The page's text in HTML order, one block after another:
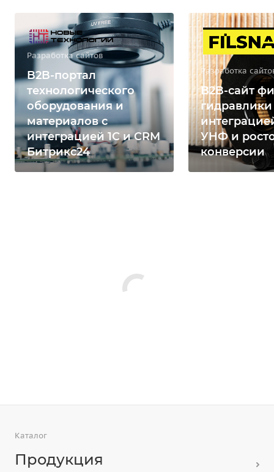
Разработка сайтов
B2B-портал
технологического
оборудования и
материалов с
интеграцией 1С и CRM
Битрикс24
Разработка
B2B-сайт
гидравлики
УНФ и
конверсии
Каталог
Продукция